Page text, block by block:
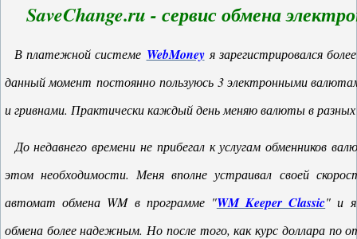
SaveChange.ru - сервис обмена
В платежной системе WebMoneyя зарегистрировался
данный момент постояннопользуюсь 3 электронными
и гривнами. Практически каждый день меняю валюты в разных
До недавнего времени не прибегал к услугам обменников
этом необходимости. Меня вполне устраивал своей
автомат обмена WM в программе "WM Keeper Classic" и я
обмена более надежным. Но после того, как курс доллара по